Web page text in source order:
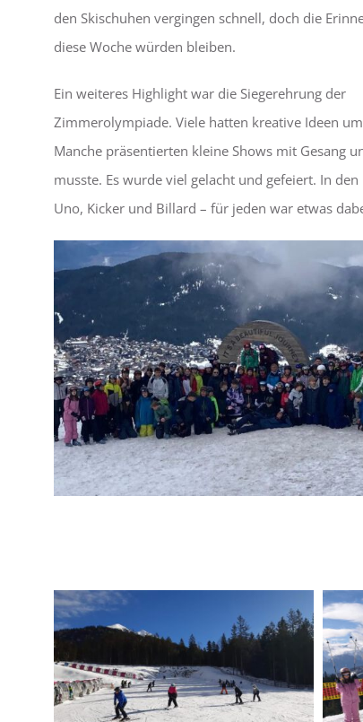
den Skischuhen vergingen schnell, doch die
diese Woche würden bleiben.
Ein weiteres Highlight war die Siegerehrung der
Zimmerolympiade. Viele hatten kreative Ideen
Manche präsentierten kleine Shows mit Gesang
musste. Es wurde viel gelacht und gefeiert. In
Uno, Kicker und Billard – für jeden war etwas